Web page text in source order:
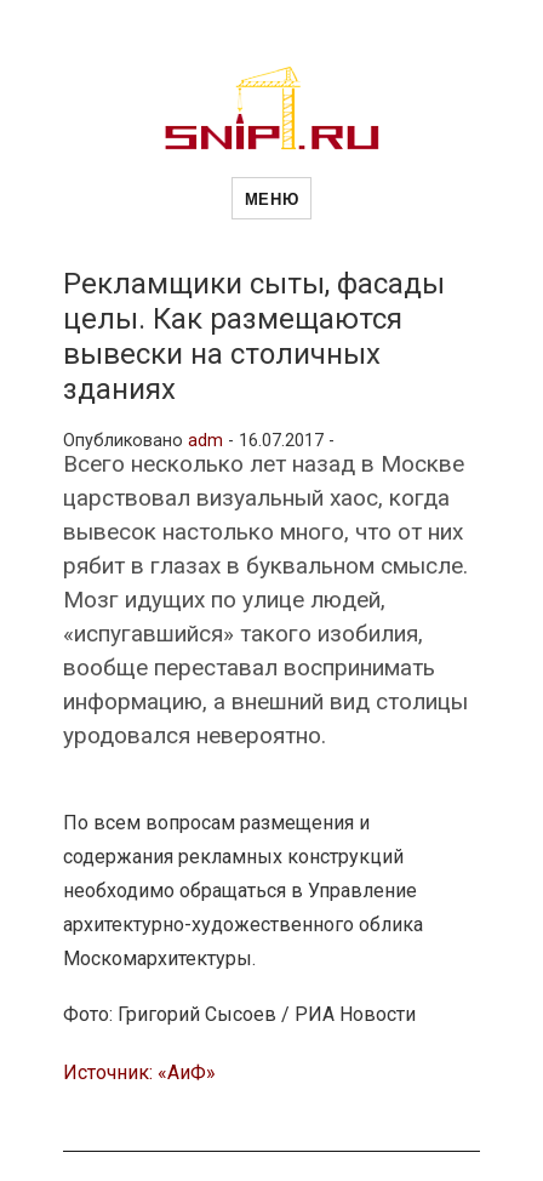
Новости
и
другие связанные со стройкой
рубрики
МЕНЮ
Рекламщики сыты, фасады
целы. Как размещаются
вывески на столичных
зданиях
Опубликовано adm - 16.07.2017 -
Всего несколько лет назад в Москве
царствовал визуальный хаос, когда
вывесок настолько много, что от них
рябит в глазах в буквальном смысле.
Мозг идущих по улице людей,
«испугавшийся» такого изобилия,
вообще переставал воспринимать
информацию, а внешний вид столицы
уродовался невероятно.
По всем вопросам размещения и
содержания рекламных конструкций
необходимо обращаться в Управление
архитектурно-художественного облика
Москомархитектуры.
Фото: Григорий Сысоев / РИА Новости
Источник: «АиФ»